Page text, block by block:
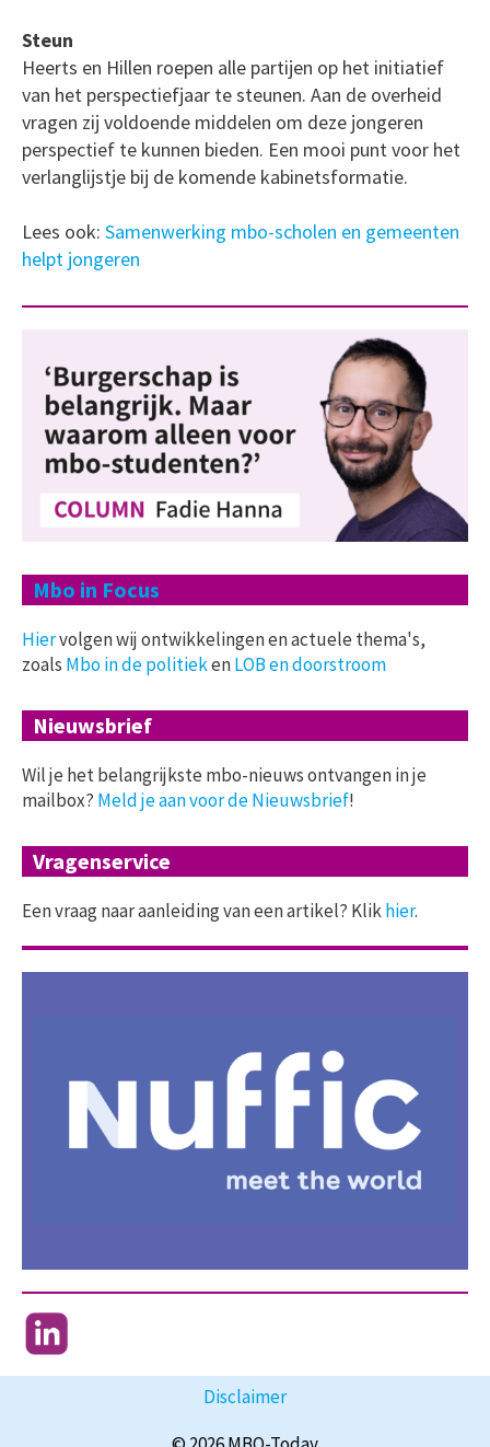
Steun
Heerts en Hillen roepen alle partijen op het initiatief
van het perspectiefjaar te steunen. Aan de overheid
vragen zij voldoende middelen om deze jongeren
perspectief te kunnen bieden. Een mooi punt voor het
verlanglijstje bij de komende kabinetsformatie.
Lees ook: Samenwerking mbo-scholen en gemeenten
helpt jongeren
Mbo in Focus
Hiervolgen wij ontwikkelingen en actuele thema's,
zoals Mbo in de politiekenLOB en doorstroom
Nieuwsbrief
Wil je het belangrijkste mbo-nieuws ontvangen in je
mailbox? Meld je aan voor de Nieuwsbrief!
Vragenservice
Een vraag naar aanleiding van een artikel? Klikhier.
Disclaimer